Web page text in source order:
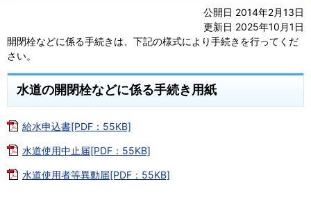
公開日 2014年2月13日
更新日 2025年10月1日
開閉栓などに係る手続きは、下記の様式により手続きを行ってくだ
さい。
水道の開閉栓などに係る手続き用紙
給水申込書[PDF：55KB]
水道使用中止届[PDF：55KB]
水道使用者等異動届[PDF：55KB]